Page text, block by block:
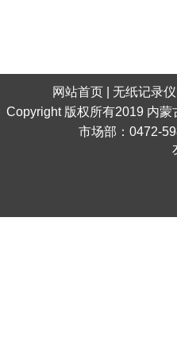
网站首页 无纸记录仪
Copyright 版权所有2019 内
市场部：0472-